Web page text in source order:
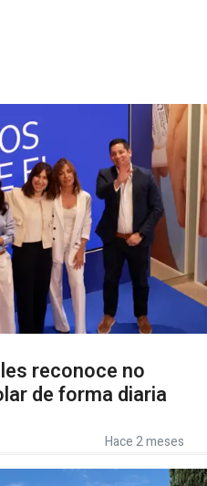
reconoce no
de forma diaria
Hace 2 meses